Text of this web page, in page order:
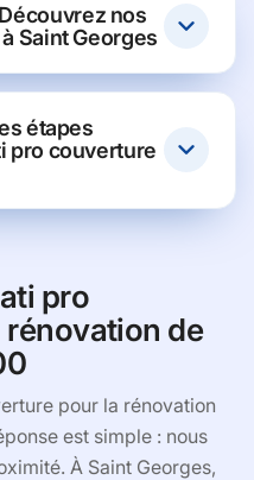
nos
Saint Georges
étapes
pro couverture
pro
de
pour la rénovation
est simple : nous
À Saint Georges,